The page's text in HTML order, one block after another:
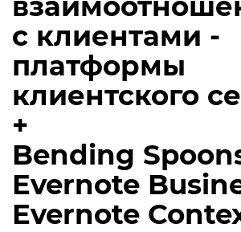
с клиентами -
платформы
клиентского
+
Bending
Evernote
Evernote